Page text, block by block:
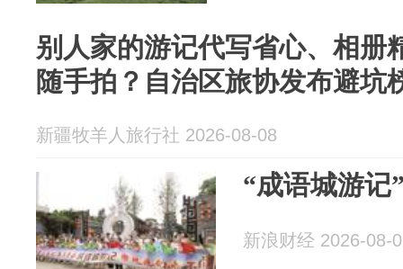
别人家的游记代写省心、相册
随手拍？自治区旅协发布避坑
新疆牧羊人旅行社 2026-08-08
“成语城游记
新浪财经 2026-08-